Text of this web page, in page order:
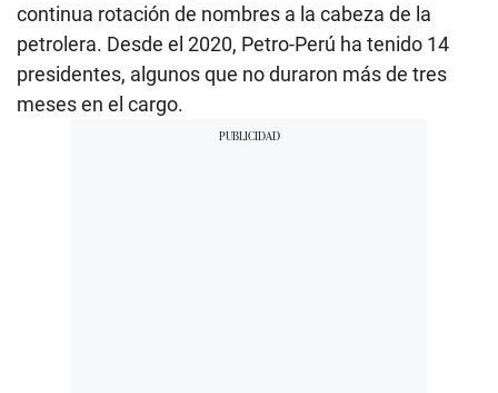
continua rotación de nombres a la cabeza de la
petrolera. Desde el 2020, Petro-Perú ha tenido 14
presidentes, algunos que no duraron más de tres
meses en el cargo.